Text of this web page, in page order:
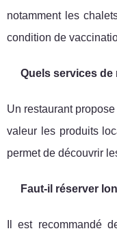
notamment les
condition de
Quels services
Un restaurant
valeur les produits
permet de découvrir
Faut-il réserver
Il est recommandé